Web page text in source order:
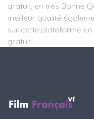
gratuit, en très Bonne
meilleur qualité
sur cette plateforme
gratuit.